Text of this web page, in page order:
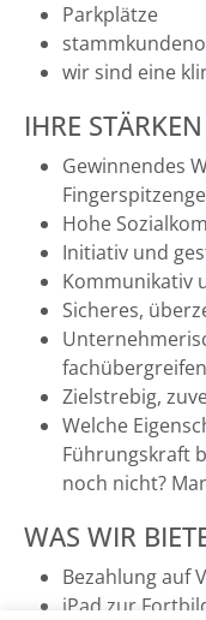
Parkplätze
wir sind eine
IHRE STÄRKEN
Gewinnendes
Hohe
Initiativ und
Kommunikativ
Sicheres,
Zielstrebig,
Welche
Führungskraft
noch nicht?
WAS WIR
Bezahlung auf
iPad zur